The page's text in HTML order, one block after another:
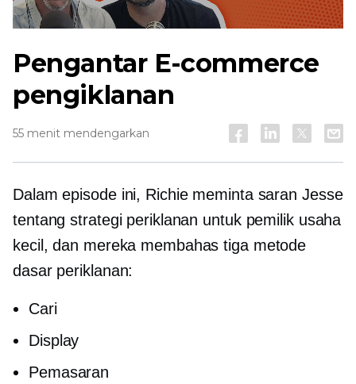
Mendengarkan
Pengantar E-commerce
pengiklanan
55 menit mendengarkan
Dalam episode ini, Richie meminta saran Jesse
tentang strategi periklanan untuk pemilik usaha
kecil, dan mereka membahas tiga metode
dasar periklanan:
Cari
Display
Pemasaran